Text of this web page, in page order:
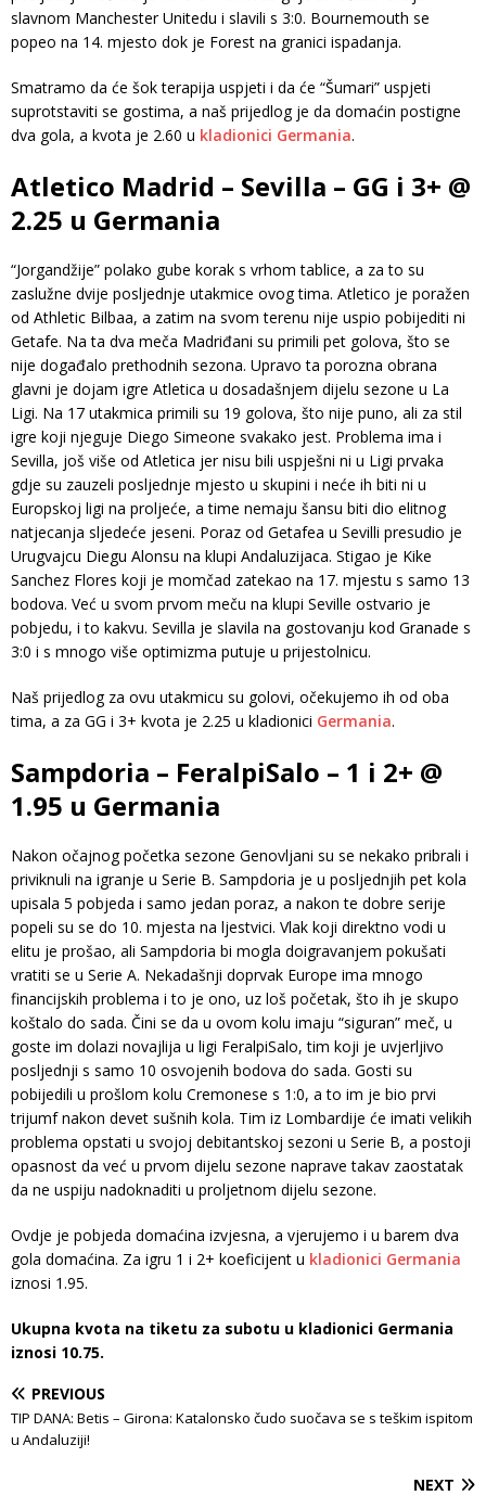
slavnom Manchester Unitedu i slavili s 3:0. Bournemouth se
popeo na 14. mjesto dok je Forest na granici ispadanja.
Smatramo da će šok terapija uspjeti i da će “Šumari” uspjeti
suprotstaviti se gostima, a naš prijedlog je da domaćin postigne
dva gola, a kvota je 2.60 u kladionici Germania.
Atletico Madrid – Sevilla – GG i 3+ @
2.25 u Germania
“Jorgandžije” polako gube korak s vrhom tablice, a za to su
zaslužne dvije posljednje utakmice ovog tima. Atletico je poražen
od Athletic Bilbaa, a zatim na svom terenu nije uspio pobijediti ni
Getafe. Na ta dva meča Madriđani su primili pet golova, što se
nije događalo prethodnih sezona. Upravo ta porozna obrana
glavni je dojam igre Atletica u dosadašnjem dijelu sezone u La
Ligi. Na 17 utakmica primili su 19 golova, što nije puno, ali za stil
igre koji njeguje Diego Simeone svakako jest. Problema ima i
Sevilla, još više od Atletica jer nisu bili uspješni ni u Ligi prvaka
gdje su zauzeli posljednje mjesto u skupini i neće ih biti ni u
Europskoj ligi na proljeće, a time nemaju šansu biti dio elitnog
natjecanja sljedeće jeseni. Poraz od Getafea u Sevilli presudio je
Urugvajcu Diegu Alonsu na klupi Andaluzijaca. Stigao je Kike
Sanchez Flores koji je momčad zatekao na 17. mjestu s samo 13
bodova. Već u svom prvom meču na klupi Seville ostvario je
pobjedu, i to kakvu. Sevilla je slavila na gostovanju kod Granade s
3:0 i s mnogo više optimizma putuje u prijestolnicu.
Naš prijedlog za ovu utakmicu su golovi, očekujemo ih od oba
tima, a za GG i 3+ kvota je 2.25 u kladionici Germania.
Sampdoria – FeralpiSalo – 1 i 2+ @
1.95 u Germania
Nakon očajnog početka sezone Genovljani su se nekako pribrali i
priviknuli na igranje u Serie B. Sampdoria je u posljednjih pet kola
upisala 5 pobjeda i samo jedan poraz, a nakon te dobre serije
popeli su se do 10. mjesta na ljestvici. Vlak koji direktno vodi u
elitu je prošao, ali Sampdoria bi mogla doigravanjem pokušati
vratiti se u Serie A. Nekadašnji doprvak Europe ima mnogo
financijskih problema i to je ono, uz loš početak, što ih je skupo
koštalo do sada. Čini se da u ovom kolu imaju “siguran” meč, u
goste im dolazi novajlija u ligi FeralpiSalo, tim koji je uvjerljivo
posljednji s samo 10 osvojenih bodova do sada. Gosti su
pobijedili u prošlom kolu Cremonese s 1:0, a to im je bio prvi
trijumf nakon devet sušnih kola. Tim iz Lombardije će imati velikih
problema opstati u svojoj debitantskoj sezoni u Serie B, a postoji
opasnost da već u prvom dijelu sezone naprave takav zaostatak
da ne uspiju nadoknaditi u proljetnom dijelu sezone.
Ovdje je pobjeda domaćina izvjesna, a vjerujemo i u barem dva
gola domaćina. Za igru 1 i 2+ koeficijent u kladionici Germania
iznosi 1.95.
Ukupna kvota na tiketu za subotu u kladionici Germania
iznosi 10.75.
PREVIOUS
TIP DANA: Betis – Girona: Katalonsko čudo suočava se s teškim ispitom
u Andaluziji!
NEXT